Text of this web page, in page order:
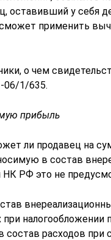
оставивший у себя
применить
о чем
06/1/635.
прибыль
ли продавец на
в состав
РФ это не
расходов при